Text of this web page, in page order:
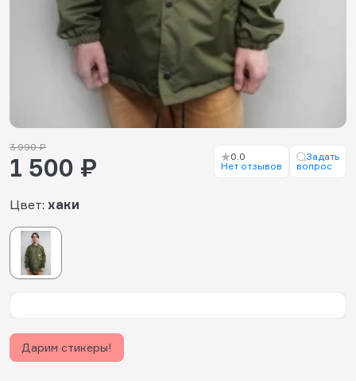
Цвет: хаки
3 990 ₽
1 500 ₽
0.0
Нет отзывов
Задать
вопрос
Дарим стикеры!